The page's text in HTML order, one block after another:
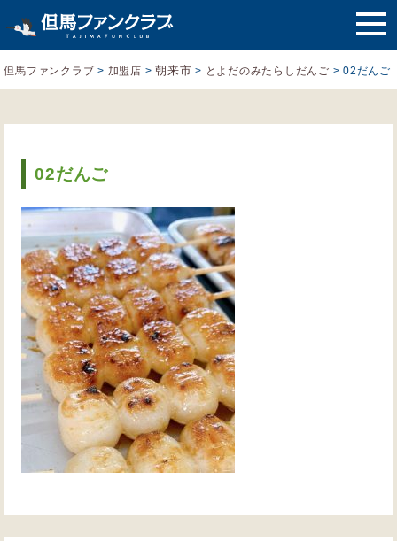
但馬ファンクラブ > 加盟店 >朝来市 > とよだのみたらしだんご >02だんご
02だんご